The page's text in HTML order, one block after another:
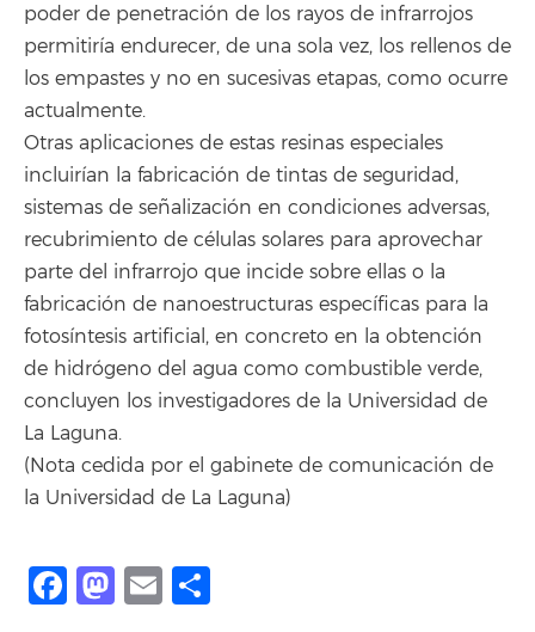
poder de penetración de los rayos de infrarrojos
permitiría endurecer, de una sola vez, los rellenos de
los empastes y no en sucesivas etapas, como ocurre
actualmente.
Otras aplicaciones de estas resinas especiales
incluirían la fabricación de tintas de seguridad,
sistemas de señalización en condiciones adversas,
recubrimiento de células solares para aprovechar
parte del infrarrojo que incide sobre ellas o la
fabricación de nanoestructuras específicas para la
fotosíntesis artificial, en concreto en la obtención
de hidrógeno del agua como combustible verde,
concluyen los investigadores de la Universidad de
La Laguna.
(Nota cedida por el gabinete de comunicación de
la Universidad de La Laguna)
Facebook
Mastodon
Email